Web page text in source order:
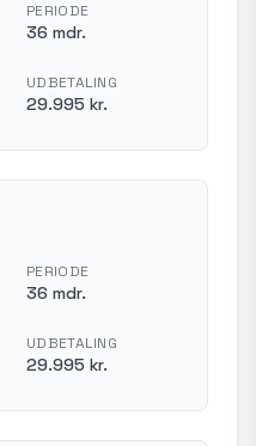
PERIODE
36 mdr.
UDBETALING
29.995 kr.
PERIODE
36 mdr.
UDBETALING
29.995 kr.